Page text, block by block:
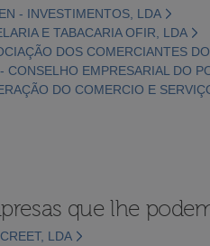
- INVESTIMENTOS, LDA
E TABACARIA OFIR, LDA
DOS COMERCIANTES
CONSELHO EMPRESARIAL DO
DO COMERCIO E
que lhe
LDA